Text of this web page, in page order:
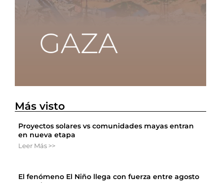
Más visto
Proyectos solares vs comunidades mayas entran
en nueva etapa
Leer Más >>
El fenómeno El Niño llega con fuerza entre agosto